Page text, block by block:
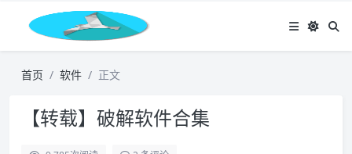
首页 软件 正文
【转载】破解软件合集